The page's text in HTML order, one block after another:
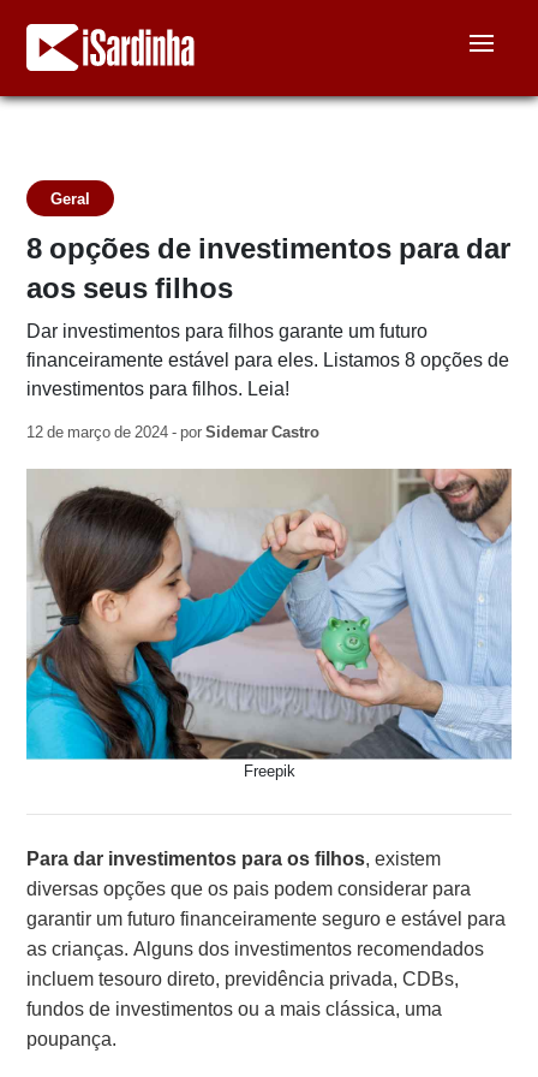
Geral
8 opções de investimentos para dar
aos seus filhos
Dar investimentos para filhos garante um futuro
financeiramente estável para eles. Listamos 8 opções de
investimentos para filhos. Leia!
12 de março de 2024 - porSidemar Castro
Freepik
Para dar investimentos para os filhos, existem
diversas opções que os pais podem considerar para
garantir um futuro financeiramente seguro e estável para
as crianças. Alguns dos investimentos recomendados
incluem tesouro direto, previdência privada, CDBs,
fundos de investimentos ou a mais clássica, uma
poupança.